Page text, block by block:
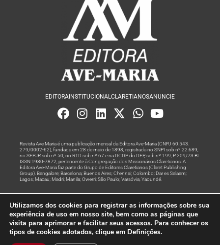
EDITORA INSTITUCIONALCLARETIANOSANUNCIE
Revista Ave Maria é uma publicação mensal da Editora Ave-Maria (CNPJ 60.543.
279/0002-62), fundada em 28 de maio de 1898, registrada no SNPI sob nº 22.689,
no SEPJR sob nº 50, no RTD sob nº 67 e na DCDP do DFP, sob nº 199, P. 209/73 BL
ISSN 1980-7872, pertencente à Congregação dos Missionários Claretianos. A
Editora Ave-Maria faz parte do Grupo de Editores Claretianos (Claret Publishing
Group). Bangalore; Barcelona; Buenos Aires; Chennai; Colombo; Dar es Salaam;
Lagos; Macau; Madri; Manila; Owerri; São Paulo; Varsóvia; Yaoundé.
Rede
© Todos os Direitos Reservados
Utilizamos dos cookies para registrar as informações sobre sua
experiência de uso em nosso site, bem como as páginas que
visita para aprimorar e facilitar seus acessos. Para conhecer os
tipos de cookies adotados, clique em Definições.